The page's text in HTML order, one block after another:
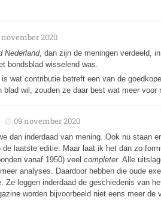
november 2020
Nederland, dan zijn de meningen verdeeld,
bondsblad wisselend was.
wat contributie betreft een van de
blad wil, zouden ze daar best wat meer voor
09 november 2020
dan inderdaad van mening. Ook nu staan
laatste editie. Maar laat ik het dan zo
vanaf 1950) veel completer. Alle
analyses. Daardoor hebben die oude
Ze leggen inderdaad de geschiedenis van
worden bijvoorbeeld niet eens meer de